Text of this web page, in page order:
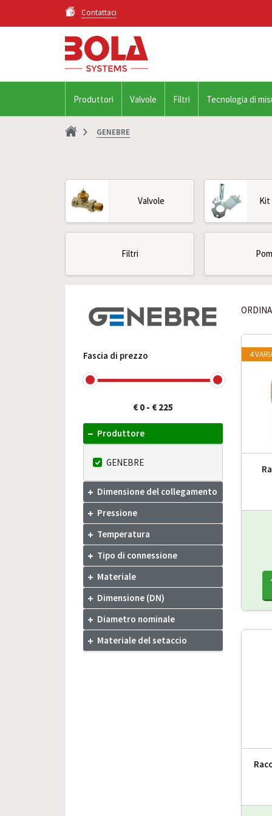
Contattaci
Produttori Valvole Filtri Tecnologia di
GENEBRE
Valvole Kit
Filtri
Fascia di prezzo
€ 0 - € 225
Produttore
GENEBRE
Dimensione del collegamento
Pressione
Temperatura
Tipo di connessione
Materiale
Dimensione (DN)
Diametro nominale
Materiale del setaccio
4